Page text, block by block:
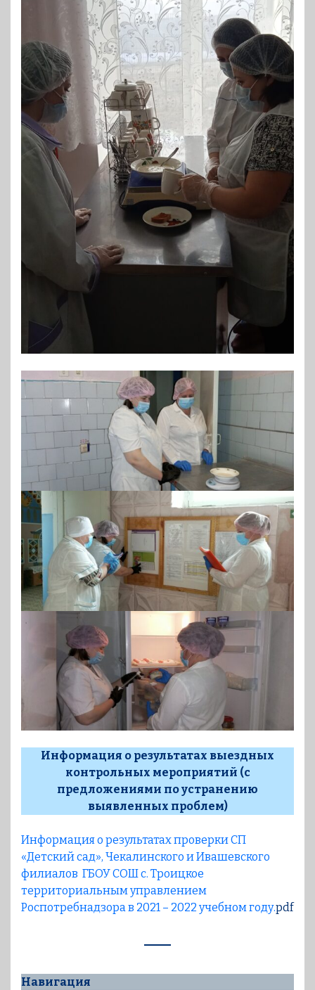
Информация о результатах выездных
контрольных мероприятий (с
предложениями по устранению
выявленных проблем)
Информация о результатах проверки СП
«Детский сад», Чекалинского и Ивашевского
филиалов ГБОУ СОШ с. Троицкое
территориальным управлением
Роспотребнадзора в 2021 – 2022 учебном году.pdf
Навигация